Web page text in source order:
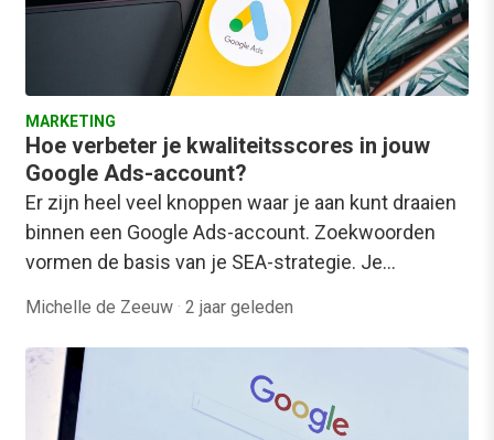
MARKETING
Hoe verbeter je kwaliteitsscores in jouw
Google Ads-account?
Er zijn heel veel knoppen waar je aan kunt draaien
binnen een Google Ads-account. Zoekwoorden
vormen de basis van je SEA-strategie. Je…
Michelle de Zeeuw · 2 jaar geleden